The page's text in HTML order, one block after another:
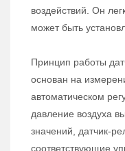
воздействий. Он
может быть
Принцип работы
основан на
автоматическом
давление воздуха
значений, датчик-
соответствующие